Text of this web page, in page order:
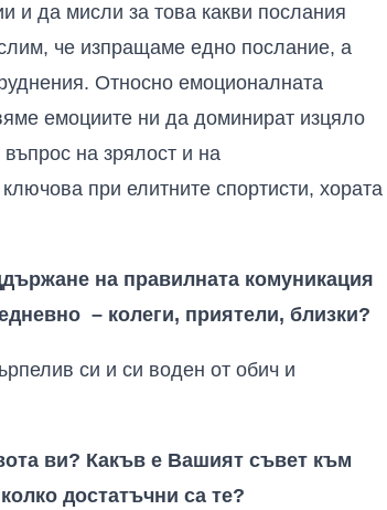
и да мисли за това какви послания
че изпращаме едно послание, а
Относно емоционалната
емоциите ни да доминират изцяло
на зрялост и на
при елитните спортисти, хората
на правилната комуникация
– колеги, приятели, близки?
си и си воден от обич и
ви? Какъв е Вашият съвет към
достатъчни са те?